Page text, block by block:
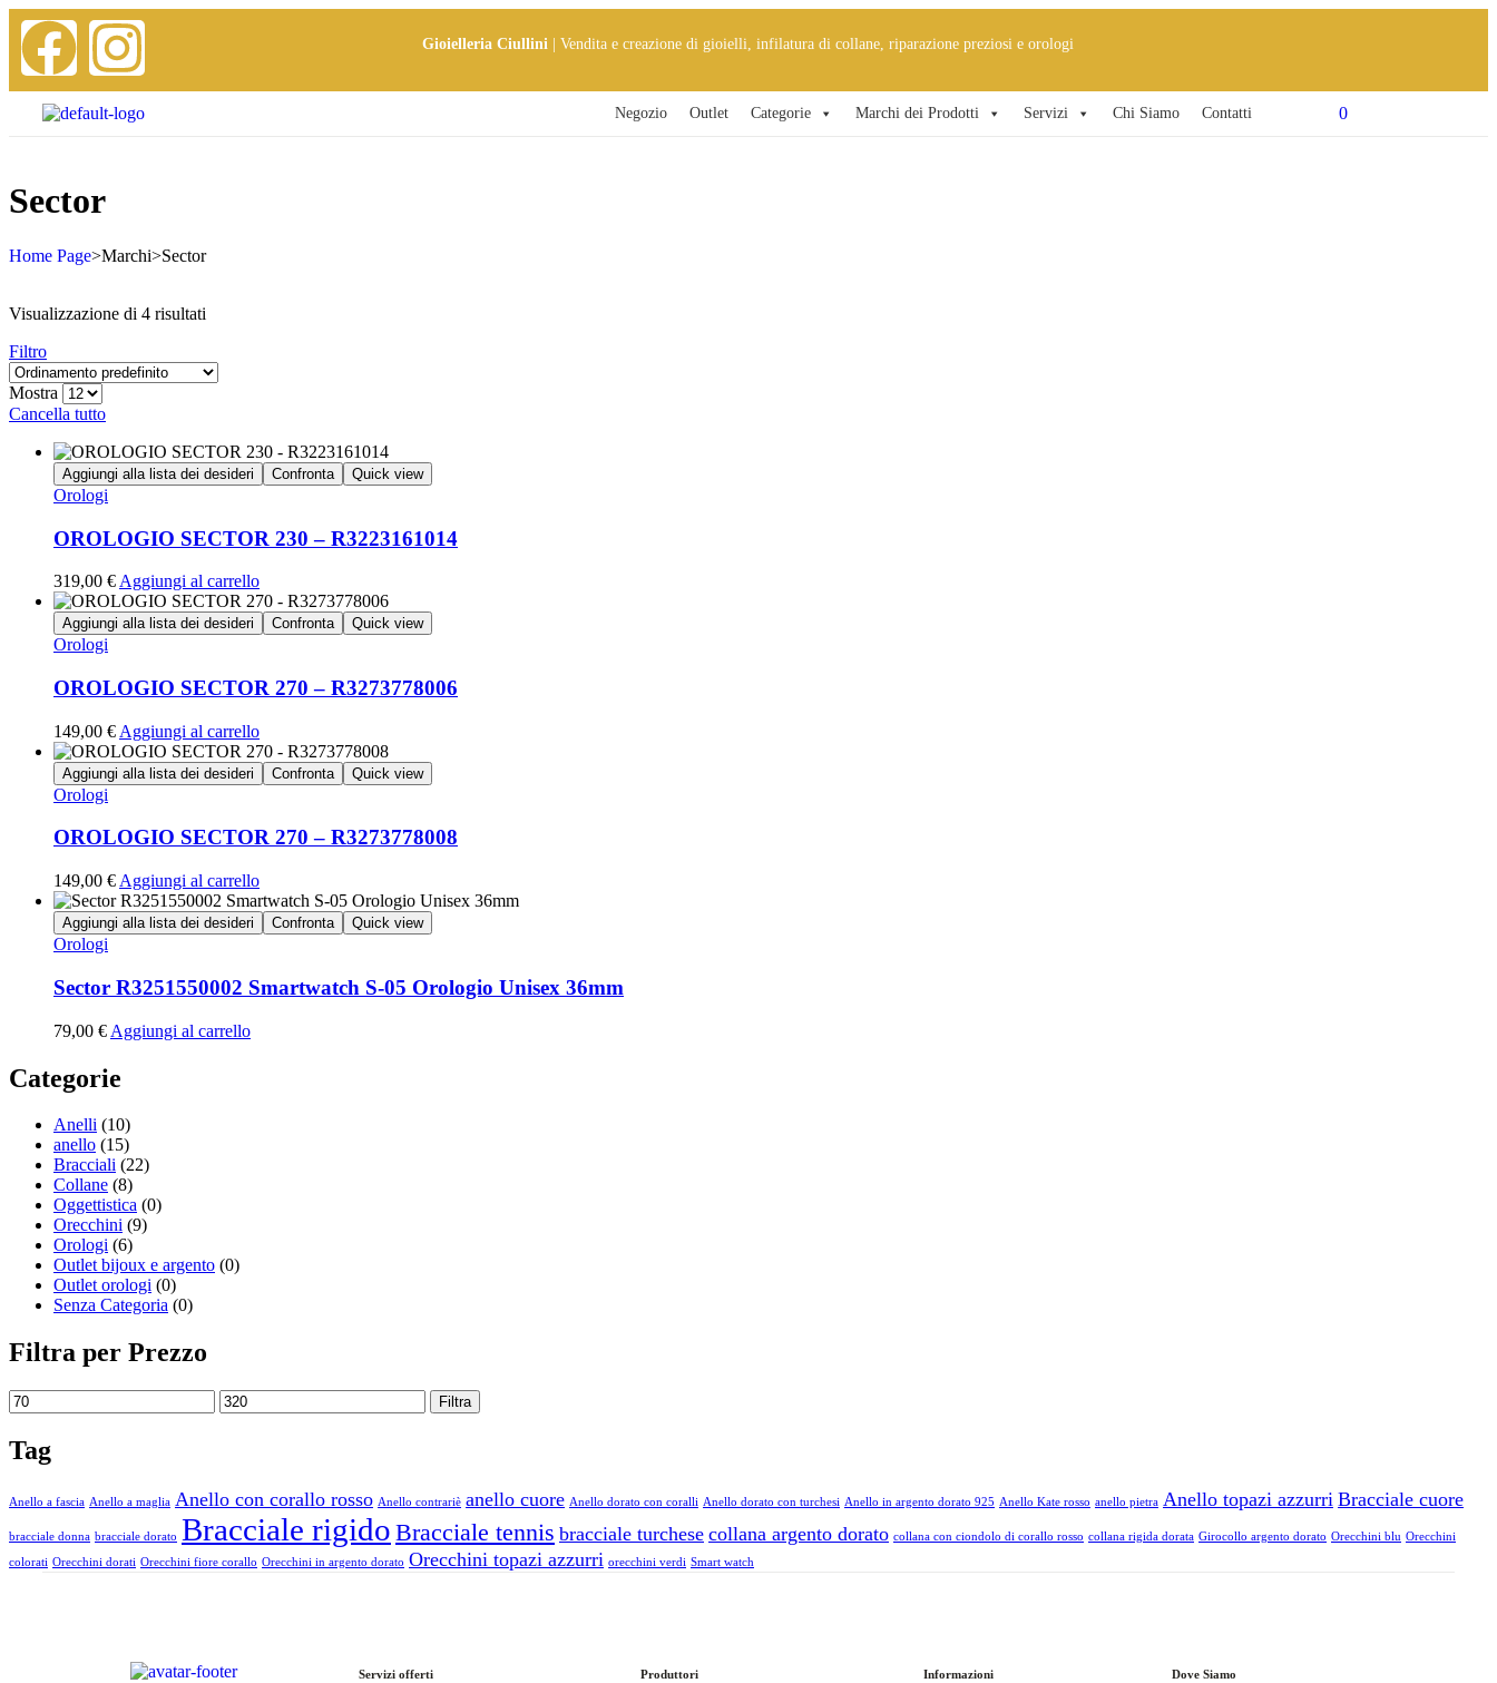
Gioielleria Ciullini | Vendita e creazione di gioielli, infilatura di collane, riparazione preziosi e orologi
Negozio Outlet Categorie Marchi dei Prodotti Servizi Chi Siamo Contatti 0
Sector
Home Page>Marchi>Sector
Visualizzazione di 4 risultati
Filtro
Mostra
Cancella tutto
Aggiungi alla lista dei desideri Confronta Quick view
Orologi
OROLOGIO SECTOR 230 – R3223161014
319,00 € Aggiungi al carrello
Aggiungi alla lista dei desideri Confronta Quick view
Orologi
OROLOGIO SECTOR 270 – R3273778006
149,00 € Aggiungi al carrello
Aggiungi alla lista dei desideri Confronta Quick view
Orologi
OROLOGIO SECTOR 270 – R3273778008
149,00 € Aggiungi al carrello
Aggiungi alla lista dei desideri Confronta Quick view
Orologi
Sector R3251550002 Smartwatch S-05 Orologio Unisex 36mm
79,00 € Aggiungi al carrello
Categorie
Anelli (10)
anello (15)
Bracciali (22)
Collane (8)
Oggettistica (0)
Orecchini (9)
Orologi (6)
Outlet bijoux e argento (0)
Outlet orologi (0)
Senza Categoria (0)
Filtra per Prezzo
Filtra
Tag
Anello a fascia Anello a maglia Anello con corallo rosso Anello contrariè anello cuore Anello dorato con coralli Anello dorato con turchesi Anello in argento dorato 925 Anello Kate rosso anello pietra Anello topazi azzurri Bracciale cuore
bracciale donna bracciale dorato Bracciale rigido Bracciale tennis bracciale turchese collana argento dorato collana con ciondolo di corallo rosso collana rigida dorata Girocollo argento dorato Orecchini blu Orecchini
colorati Orecchini dorati Orecchini fiore corallo Orecchini in argento dorato Orecchini topazi azzurri orecchini verdi Smart watch
Servizi offerti Produttori Informazioni Dove Siamo